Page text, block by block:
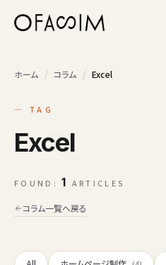
ホーム / コラム / Excel
— TAG
Excel
FOUND:1 ARTICLES
コラム一覧へ戻る